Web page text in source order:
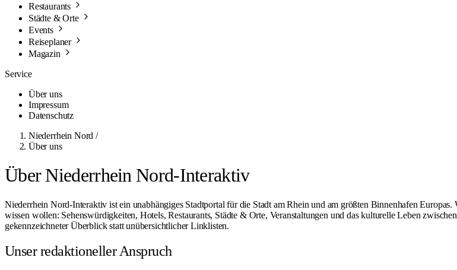
Restaurants
Städte & Orte
Events
Reiseplaner
Magazin
Service
Über uns
Impressum
Datenschutz
Niederrhein Nord /
Über uns
Über Niederrhein Nord-Interaktiv
Niederrhein Nord-Interaktiv ist ein unabhängiges Stadtportal für die Stadt am Rhein und am größten Binnenhafen
wissen wollen: Sehenswürdigkeiten, Hotels, Restaurants, Städte & Orte, Veranstaltungen und das kulturelle Leben
gekennzeichneter Überblick statt unübersichtlicher Linklisten.
Unser redaktioneller Anspruch